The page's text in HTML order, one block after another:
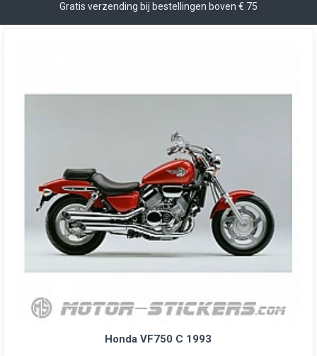
Gratis verzending bij bestellingen boven € 75
Honda VF750 C 1993